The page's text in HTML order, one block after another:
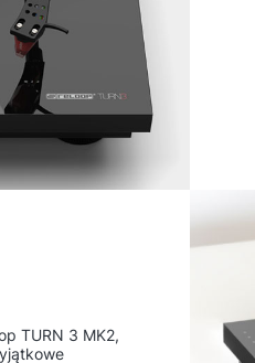
TURN 3 MK2,